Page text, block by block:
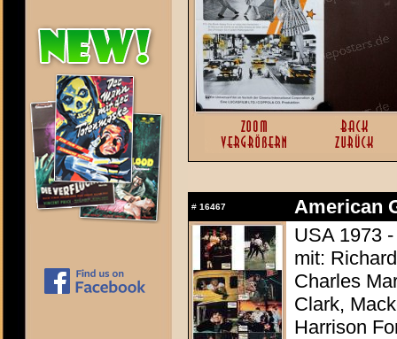
# 16467
American
USA 1973
mit:
Charles
Clark,
Harrison